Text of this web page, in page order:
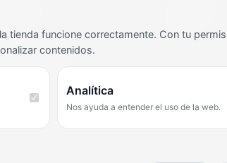
cliente
y condiciones
frecuentes
tienda funcione correctamente. Con tu
contenidos.
Analítica
Nos ayuda a entender el uso de la web.